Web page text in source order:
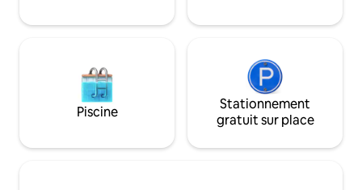
Piscine
Stationnement
gratuit sur place